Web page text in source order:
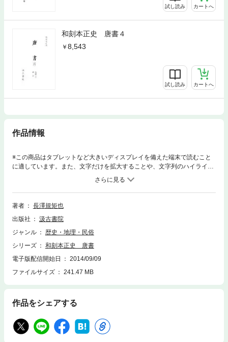
試し読み カートへ
和刻本正史 唐書４
8,543
試し読み カートへ
作品情報
※この商品はタブレットなど大きいディスプレイを備えた端末で読むこと
に適しています。また、文字だけを拡大することや、文字列のハイライ
ト、検索、辞書の参照、引用などの機能が使用できません。中国の歴史・
文化を研究・理解する上に、「正史」の存在は欠くべからざるものである
ことはいうまでもない。遠く奈良・平安時代の昔から我々日本人は中国の
優れた文化を吸収し、日本独自の文化を創造してきたが、異民族の文化を
って読む」という方法をとった。「正史」訓点本は江戸幕府の命により各
藩が荻生徂徠ら当代一流の学者を動員し、藩の名誉をかけて板行したもの
研究に必備の書である。
著者
長澤規矩也
出版社
汲古書院
ジャンル
歴史・地理・民俗
シリーズ
和刻本正史 唐書
電子版配信開始日
2014/09/09
ファイルサイズ
241.47 MB
作品をシェアする